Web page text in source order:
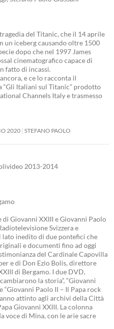
del Titanic, che il 14 aprile
un iceberg causando oltre 1500
dopo che nel 1997 James
cinematografico capace di
fatto di incassi.
e ce lo racconta il
“Gli Italiani sul Titanic” prodotto
Channels Italy e trasmesso
2020 STEFANO PAOLO
2013-2014
di Giovanni XXIII e Giovanni Paolo
Svizzera e
inedito di due pontefici che
e documenti fino ad oggi
del Cardinale Capovilla
e di Don Ezio Bolis, direttore
di Bergamo. I due DVD,
la storia”, “Giovanni
“Giovanni Paolo II – Il Papa rock
attinto agli archivi della Città
Giovanni XXIII. La colonna
voce di Mina, con le arie sacre